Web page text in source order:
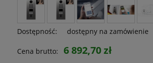
Dostępność: dostępny na zamówienie
Cena brutto: 6 892,70 zł